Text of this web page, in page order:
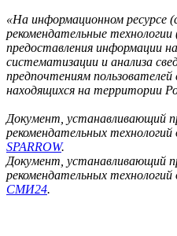
«На информационном ресурсе
рекомендательные
предоставления информации на
систематизации и анализа
предпочтениям
находящихся на территории
Документ, устанавливающий
рекомендательных
SPARROW.
Документ, устанавливающий
рекомендательных
СМИ24.